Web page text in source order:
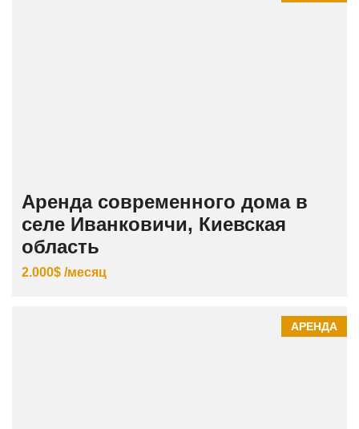
Аренда современного дома в
селе Иванковичи, Киевская
область
2.000$ /месяц
АРЕНДА